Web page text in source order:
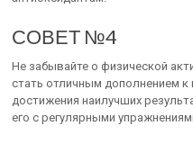
СОВЕТ №4
Не забывайте о физической
стать отличным дополнением
достижения наилучших
его с регулярными